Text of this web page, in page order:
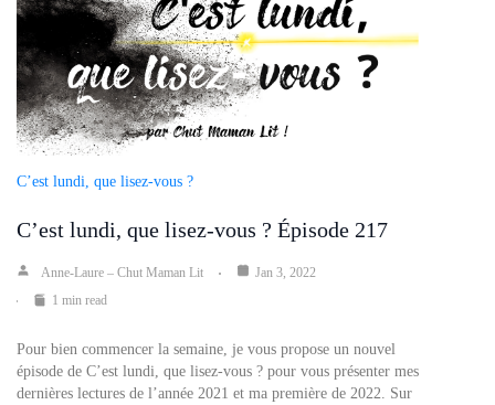
C’est lundi, que lisez-vous ?
C’est lundi, que lisez-vous ? Épisode 217
Anne-Laure – Chut Maman Lit
Jan 3, 2022
1 min read
Pour bien commencer la semaine, je vous propose un nouvel
épisode de C’est lundi, que lisez-vous ? pour vous présenter mes
dernières lectures de l’année 2021 et ma première de 2022. Sur